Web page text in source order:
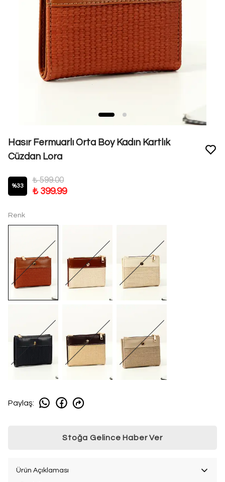
Hasır Fermuarlı Orta Boy Kadın Kartlık
Cüzdan Lora
%33
₺ 599.00
₺ 399.99
Renk
Paylaş:
Stoğa Gelince Haber Ver
Ürün Açıklaması